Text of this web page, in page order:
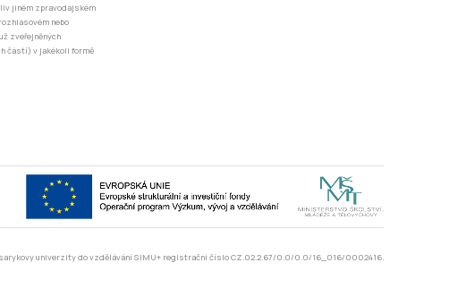
jiném zpravodajském
nebo
zveřejněných
částí) v jakékoli formě
univerzity do vzdělávání SIMU+ registrační číslo CZ.02.2.67/0.0/0.0/16_016/0002416.